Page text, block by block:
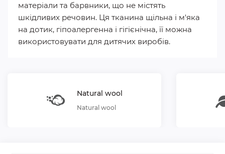
матеріали та барвники, що не містять
шкідливих речовин. Ця тканина щільна і м'яка
на дотик, гіпоалергенна і гігієнічна, її можна
використовувати для дитячих виробів.
Natural wool
Natural wool